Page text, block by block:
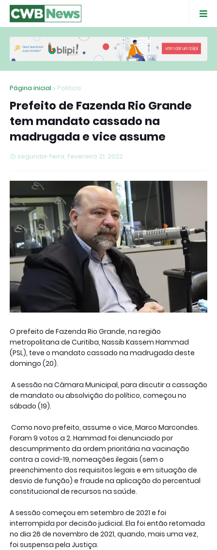
Página inicial Politica
Prefeito de Fazenda Rio Grande
tem mandato cassado na
madrugada e vice assume
segunda-feira, fevereiro 21, 2022
O prefeito de Fazenda Rio Grande, na região
metropolitana de Curitiba, Nassib Kassem Hammad
(PSL), teve o mandato cassado na madrugada deste
domingo (20).
A sessão na Câmara Municipal, para discutir a cassação
de mandato ou absolvição do político, começou no
sábado (19).
Como novo prefeito, assume o vice, Marco Marcondes.
Foram 9 votos a 2. Hammad foi denunciado por
descumprimento da ordem prioritária na vacinação
contra a covid-19, nomeações ilegais (sem o
preenchimento dos requisitos legais e em situação de
desvio de função) e fraude na aplicação do percentual
constitucional de recursos na saúde.
A sessão começou em setembro de 2021 e foi
interrompida por decisão judicial. Ela foi então retomada
no dia 26 de novembro de 2021, quando, mais uma vez,
foi suspensa pela Justiça.